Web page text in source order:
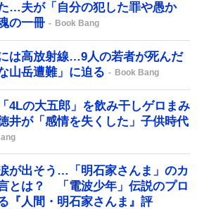
…夫が「自分の犯した罪や愚か
の一冊
Book Bang
は高放射線…9人の若者が死んだ
山岳遭難」に迫る
Book Bang
4Lの大五郎」を飲み干しゲロまみ
井が「感情を失くした」子供時代
が出そう…「明石家さんま」のカ
とは？ 「電波少年」伝説のプロ
『人間・明石家さんま』評